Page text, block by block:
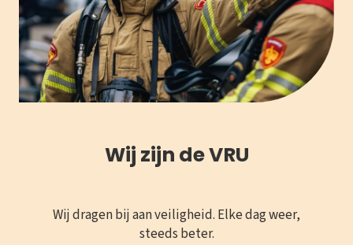
Wij zijn de VRU
Wij dragen bij aan veiligheid. Elke dag weer,
steeds beter.